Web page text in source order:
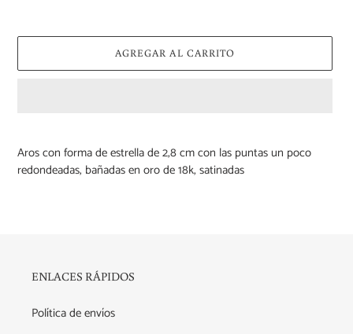
AGREGAR AL CARRITO
el
producto
a
Aros con forma de estrella de 2,8 cm con las puntas un poco
redondeadas, bañadas en oro de 18k, satinadas
ENLACES RÁPIDOS
Política de envíos